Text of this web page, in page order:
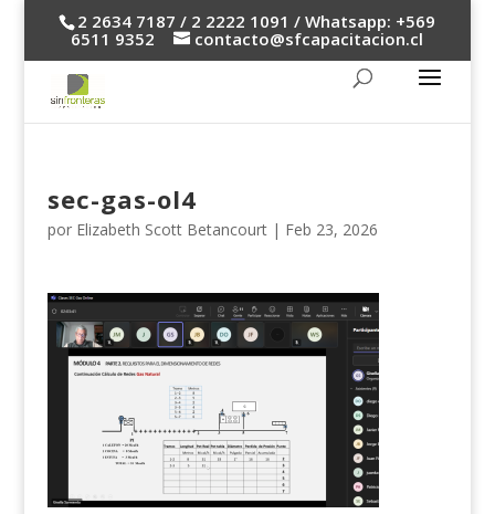
2 2634 7187 / 2 2222 1091 / Whatsapp: +569
6511 9352
contacto@sfcapacitacion.cl
sec-gas-ol4
por Elizabeth Scott Betancourt| Feb 23, 2026